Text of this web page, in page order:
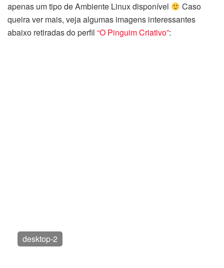
apenas um tipo de Ambiente Linux disponível
Caso
queira ver mais, veja algumas imagens interessantes
abaixo retiradas do perfil “O Pinguim Criativo”:
desktop-1